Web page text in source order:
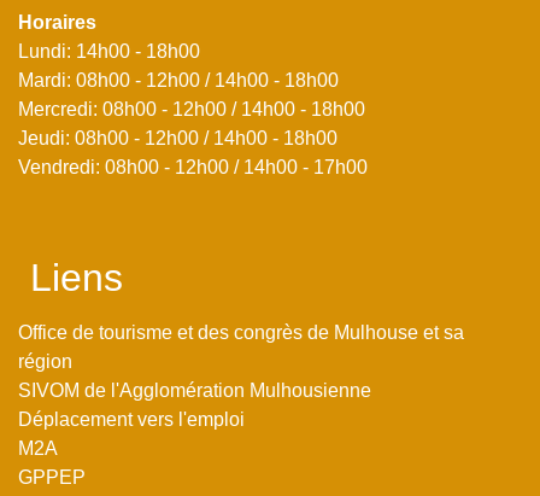
Horaires
Lundi: 14h00 - 18h00
Mardi: 08h00 - 12h00 / 14h00 - 18h00
Mercredi: 08h00 - 12h00 / 14h00 - 18h00
Jeudi: 08h00 - 12h00 / 14h00 - 18h00
Vendredi: 08h00 - 12h00 / 14h00 - 17h00
Liens
Office de tourisme et des congrès de Mulhouse et sa
région
SIVOM de l'Agglomération Mulhousienne
Déplacement vers l'emploi
M2A
GPPEP